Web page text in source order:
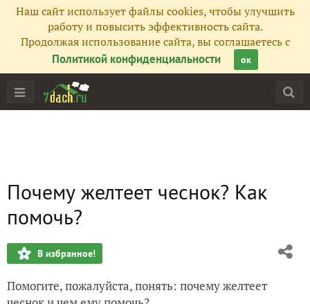
Наш сайт использует файлы cookies, чтобы улучшить
работу и повысить эффективность сайта.
Продолжая использование сайта, вы соглашаетесь с
Политикой конфиденциальности
ок
Почему желтеет чеснок? Как
помочь?
В избранное!
Помогите, пожалуйста, понять: почему желтеет